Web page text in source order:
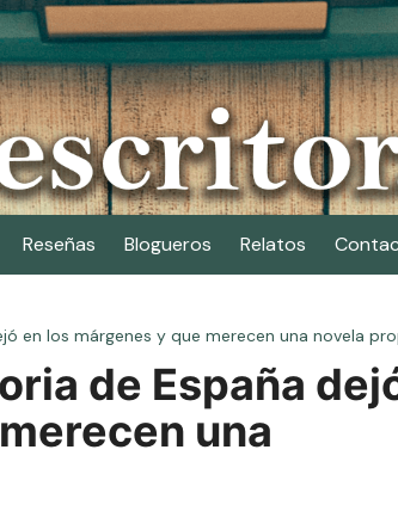
Reseñas Blogueros Relatos
en los márgenes y que merecen una novela
de España
una